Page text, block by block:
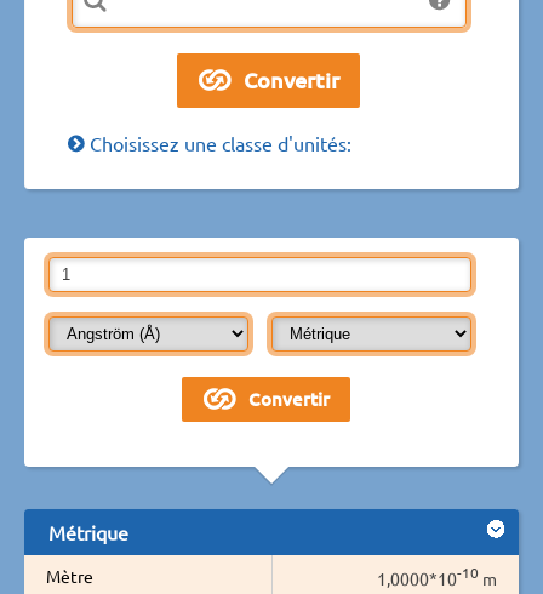
Choisissez une classe d'unités:
Métrique
Mètre 1,0000*10-10 m